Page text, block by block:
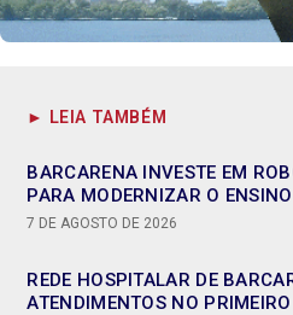
► LEIA TAMBÉM
BARCARENA INVESTE EM
PARA MODERNIZAR O
7 DE AGOSTO DE 2026
REDE HOSPITALAR DE
ATENDIMENTOS NO